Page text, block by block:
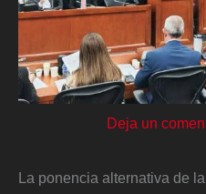
Deja un
La ponencia alternativa de